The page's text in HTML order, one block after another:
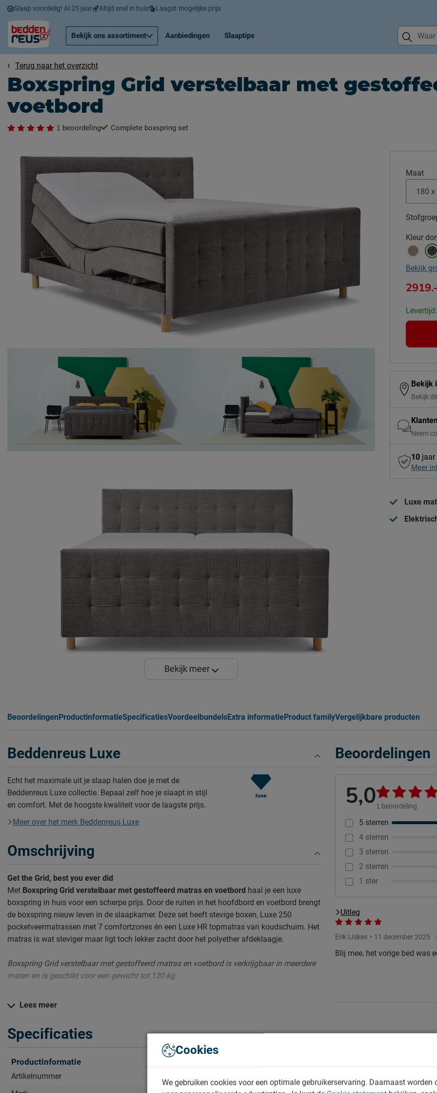
Slaap voordelig! Al 25 jaar Altijd snel in huis Laagst mogelijke prijs
Bekijk ons assortiment Aanbiedingen Slaaptips
Terug naar het overzicht
Boxspring Grid verstelbaar met
voetbord
1 beoordeling Complete boxspring set
Bekijk meer
Maat
Kleur
Bekijk
2919.-
Bekijk
Bekijk
Neem
10 jaar
Meer
Luxe
Beoordelingen ProductinformatieSpecificatiesVoordeelbundelsExtra informatieProduct familyVergelijkbare producten
Beoordelingen
5,01 beoordeling
5 sterren
4 sterren
3 sterren
2 sterren
1 ster
Uitleg
Erik IJskes 11 december 2025
Blij mee, het vorige bed was
Beddenreus Luxe
Echt het maximale uit je slaap halen doe je met de
Beddenreus Luxe collectie. Bepaal zelf hoe je slaapt in stijl
en comfort. Met de hoogste kwaliteit voor de laagste prijs.
Meer over het merk Beddenreus Luxe
Omschrijving
Get the Grid, best you ever did
Met Boxspring Grid verstelbaar met gestoffeerd matras en voetbord haal je een luxe
boxspring in huis voor een scherpe prijs. Door de ruiten in het hoofdbord en voetbord brengt
de boxspring nieuw leven in de slaapkamer. Deze set heeft stevige boxen, Luxe 250
pocketveermatrassen met 7 comfortzones én een Luxe HR topmatras van koudschuim. Het
matras is wat steviger maar ligt toch lekker zacht door het polyether afdeklaagje.
Boxspring Grid verstelbaar met gestoffeerd matras en voetbord is verkrijgbaar in meerdere
maten en is geschikt voor een gewicht tot 120 kg.
Daarom kopen
Zo blijft Boxspring Grid lang mooi (en schoon)
Kijk bij het kopje ‘Goed om te weten’ om alle tips & tricks te zien.
Zelf samenstellen? Dat kan gewoon in de winkel!
Lees meer
Specificaties
Productinformatie
Artikelnummer
Cookies
We gebruiken cookies voor een optimale gebruikerservaring. Daarnaast worden